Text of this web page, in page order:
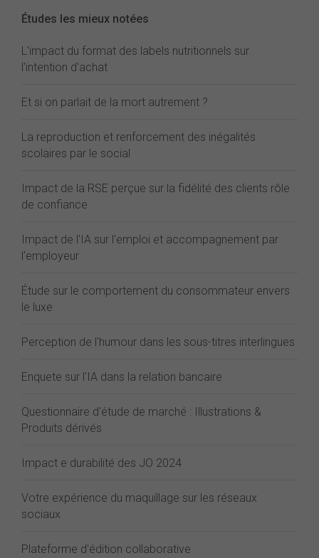
Études les mieux notées
L'impact du format des labels nutritionnels sur
l'intention d'achat
Et si on parlait de la mort autrement ?
La reproduction et renforcement des inégalités
scolaires par le social
Impact de la RSE perçue sur la fidélité des clients rôle
de confiance
Impact de l'IA sur l'emploi et accompagnement par
l'employeur
Étude sur le comportement du consommateur envers
le luxe
Perception de l'humour dans les sous-titres interlingues
Enquete sur l'IA dans la relation bancaire
Questionnaire d'étude de marché : Illustrations &
Produits dérivés
Impact e durabilité des JO 2024
Votre expérience du maquillage sur les réseaux
sociaux
Plateforme d'édition collaborative